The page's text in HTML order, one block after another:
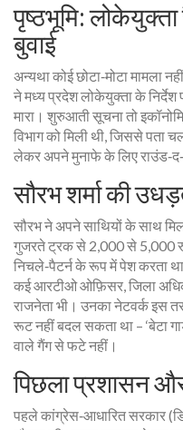
पृष्ठभूमि:
बुवाई
अन्यथा कोई छोटा‑मोटा मामला
नेमध्य प्रदेश लोकेयुक्ताके निर्देश
मारा। शुरुआती सूचना तो
विभाग को मिली थी, जिससे पता
लेकर अपने मुनाफे के लिए
सौरभ शर्मा की
सौरभ ने अपने साथियों के साथ
गुजरते ट्रक से 2,000 से 5,000
निचले‑पैटर्न के रूप में पेश करता
कई आरटीओ ओफ़िसर, जिला
राजनेता भी। उनका नेटवर्क इस
रूट नहीं बदल सकता था – ‘बेटा
वाले गैंग से फटे नहीं।
पिछला प्रशासन
पहले कांग्रेस‑आधारित सरकार